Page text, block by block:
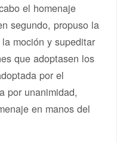
el homenaje
segundo, propuso la
moción y supeditar
que adoptasen los
por el
por unanimidad,
en manos del